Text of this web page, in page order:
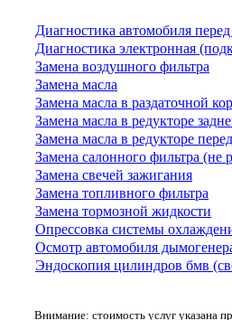
Диагностика автомобиля
Диагностика электронная
Замена воздушного фильтра
Замена масла
Замена масла в раздаточной
Замена масла в редукторе
Замена масла в редукторе
Замена салонного фильтра (не
Замена свечей зажигания
Замена топливного фильтра
Замена тормозной жидкости
Опрессовка системы
Осмотр автомобиля
Эндоскопия цилиндров бмв
Внимание: стоимость услуг указана